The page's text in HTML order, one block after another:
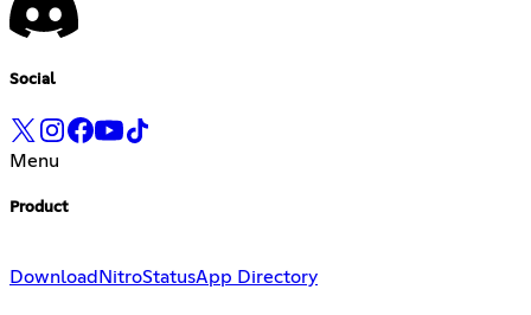
Social
Menu
Product
Download NitroStatusApp Directory